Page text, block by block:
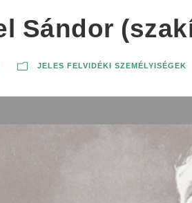
Sándor
JELES FELVIDÉKI SZEMÉLYISÉGEK